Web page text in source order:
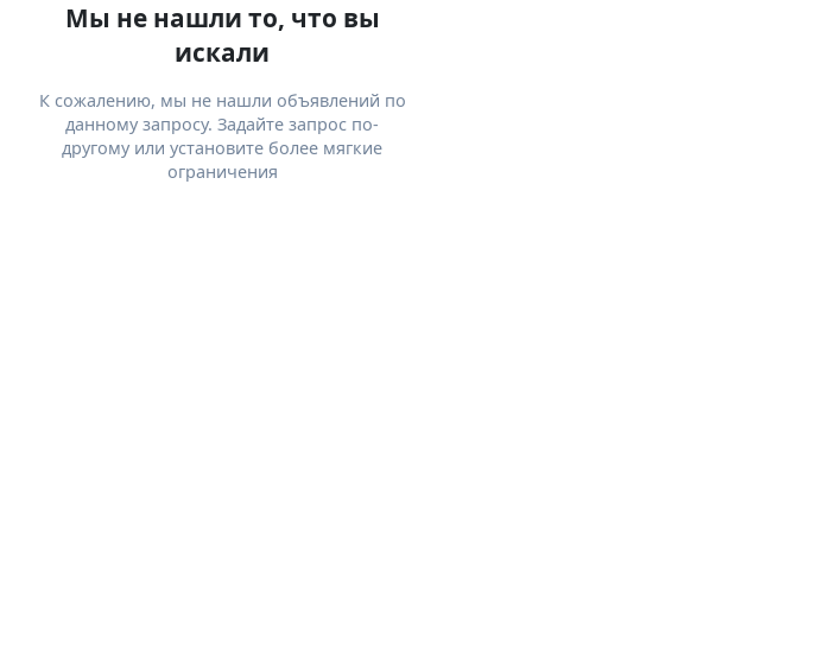
Мы не нашли то, что вы
искали
К сожалению, мы не нашли объявлений по
данному запросу. Задайте запрос по-
другому или установите более мягкие
ограничения